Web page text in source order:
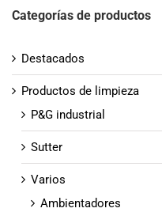
Categorías de productos
Destacados
Productos de limpieza
P&G industrial
Sutter
Varios
Ambientadores